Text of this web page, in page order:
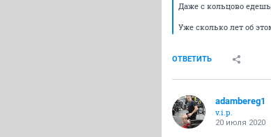
Даже с кольцово
Уже сколько лет об
ОТВЕТИТЬ
adambereg1
v.i.p.
20 июля 2020